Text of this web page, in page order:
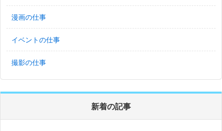
漫画の仕事
イベントの仕事
撮影の仕事
新着の記事